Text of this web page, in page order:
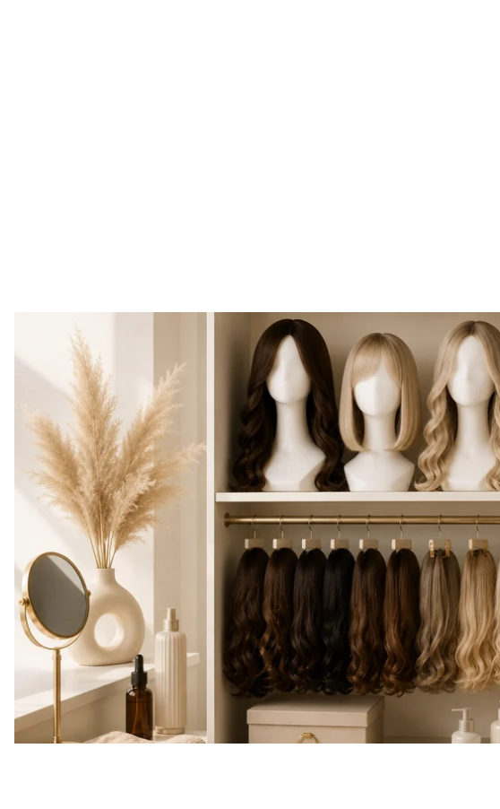
Перука — це виріб, який потребує уваги не лише під час
як ви зберігаєте перуку між використаннями, визначає,
доглянутий вигляд матиме кожного разу. Неправильне
передчасного зношення: волосся заплутується, форма
втрачає еластичність.
Хороша новина полягає в тому, що правильний догляд не
багато часу. Кілька простих звичок і мінімальний набір
первісний вигляд набагато довше. Незалежно від того,
особливих подій, підхід до зберігання однаковий: акуратність,
правильна форма.
Якщо ви нещодавно придбали перуку онлайн https://
зробити, варто відразу підготувати місце для зберігання. Це
майбутньому.
Манекен або підставка: що
Найкращий спосіб зберігати перуку — на спеціальному
форму шапочки й запобігають деформації волосся. Манекен
зберігає свою природну посадку й залишається готовою до
коригування.
Підставки бувають двох типів: